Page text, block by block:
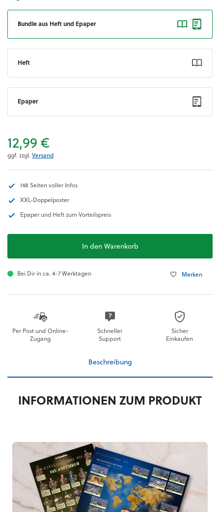
Bundle aus Heft und Epaper
Heft
Epaper
12,99 €
ggf. zzgl. Versand
148 Seiten voller Infos
XXL-Doppelposter
Epaper und Heft zum Vorteilspreis
In den Warenkorb
Bei Dir in ca. 4-7 Werktagen Merken
Per Post und Online-
Zugang
Schneller
Support
Sicher
Einkaufen
Beschreibung
INFORMATIONEN ZUM PRODUKT